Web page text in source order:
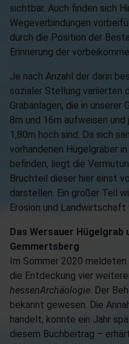
sichtbar. Auch finden sich
Wegeverbindungen
durch die Position der
Erinnerung der
Je nach Anzahl der darin
sozialer Stellung variierten
Grabanlagen, die in unserer
8m und 16m aufweisen
1,80m hoch sind. Da sich
vorhandenen Hügelgräber
befinden, liegt die
Bruchteil dieser hier einst
darstellen. Ein großer Teil
Erosion und Landwirtschaft
Das Wersauer Hügelgrab
Gemmertsberg
Im Sommer 2020
die Entdeckung vier
hessenArchäologie. Der
bekannt gewesen. Die
handelt, konnte ein Jahr
diesem Buchbeitrag –